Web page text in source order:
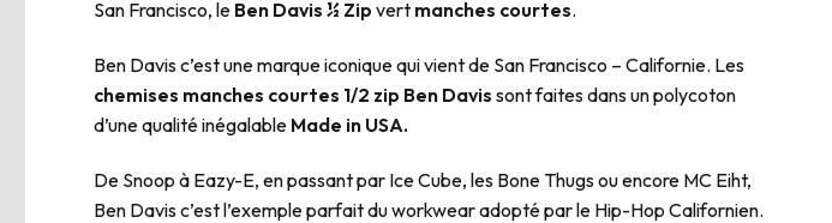
San Francisco, le Ben Davis ½ Zip vert manches courtes.
Ben Davis c’est une marque iconique qui vient de San Francisco – Californie. Les
chemises manches courtes 1/2 zip Ben Davis sont faites dans un polycoton
d’une qualité inégalable Made in USA.
De Snoop à Eazy-E, en passant par Ice Cube, les Bone Thugs ou encore MC Eiht,
Ben Davis c’est l’exemple parfait du workwear adopté par le Hip-Hop Californien.